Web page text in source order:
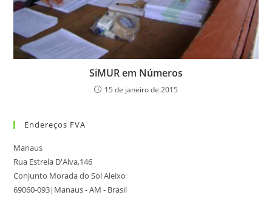
SiMUR em Números
15 de janeiro de 2015
Endereços FVA
Manaus
Rua Estrela D'Alva,146
Conjunto Morada do Sol Aleixo
69060-093|Manaus - AM - Brasil